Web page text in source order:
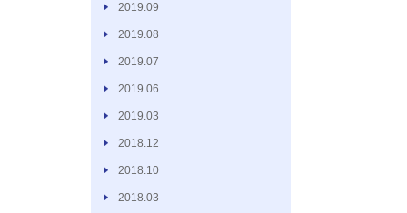
2019.09
2019.08
2019.07
2019.06
2019.03
2018.12
2018.10
2018.03